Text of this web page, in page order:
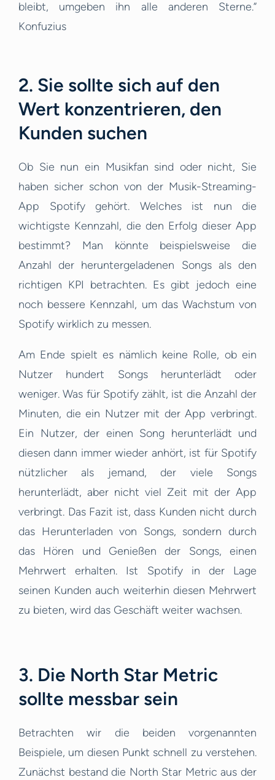
bleibt, umgeben ihn alle anderen Sterne.”
Konfuzius
2. Sie sollte sich auf den
Wert konzentrieren, den
Kunden suchen
Ob Sie nun ein Musikfan sind oder nicht, Sie
haben sicher schon von der Musik-Streaming-
App Spotify gehört. Welches ist nun die
wichtigste Kennzahl, die den Erfolg dieser App
bestimmt? Man könnte beispielsweise die
Anzahl der heruntergeladenen Songs als den
richtigen KPI betrachten. Es gibt jedoch eine
noch bessere Kennzahl, um das Wachstum von
Spotify wirklich zu messen.
Am Ende spielt es nämlich keine Rolle, ob ein
Nutzer hundert Songs herunterlädt oder
weniger. Was für Spotify zählt, ist die Anzahl der
Minuten, die ein Nutzer mit der App verbringt.
Ein Nutzer, der einen Song herunterlädt und
diesen dann immer wieder anhört, ist für Spotify
nützlicher als jemand, der viele Songs
herunterlädt, aber nicht viel Zeit mit der App
verbringt. Das Fazit ist, dass Kunden nicht durch
das Herunterladen von Songs, sondern durch
das Hören und Genießen der Songs, einen
Mehrwert erhalten. Ist Spotify in der Lage
seinen Kunden auch weiterhin diesen Mehrwert
zu bieten, wird das Geschäft weiter wachsen.
3. Die North Star Metric
sollte messbar sein
Betrachten wir die beiden vorgenannten
Beispiele, um diesen Punkt schnell zu verstehen.
Zunächst bestand die North Star Metric aus der